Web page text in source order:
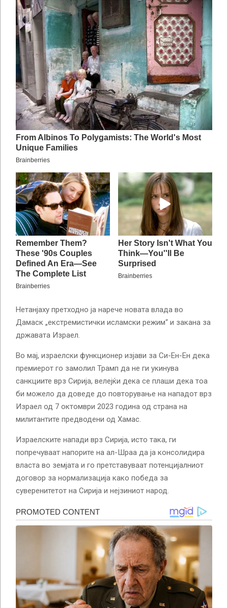
Нетанјаху претходно ја нарече новата влада во
Дамаск „екстремистички исламски режим“ и закана за
државата Израел.
Во мај, израелски функционер изјави за Си-Ен-Ен дека
премиерот го замолил Трамп да не ги укинува
санкциите врз Сирија, велејќи дека се плаши дека тоа
би можело да доведе до повторување на нападот врз
Израел од 7 октомври 2023 година од страна на
милитантите предводени од Хамас.
Израелските напади врз Сирија, исто така, ги
попречуваат напорите на ал-Шраа да ја консолидира
власта во земјата и го претставуваат потенцијалниот
договор за нормализација како победа за
суверенитетот на Сирија и нејзиниот народ.